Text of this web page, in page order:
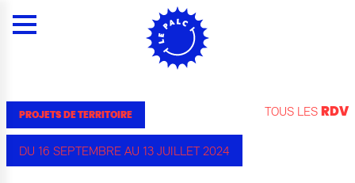
Panneau de gestion des cookies
Menu Rechercher Contacts
PROJETS DE TERRITOIRE
DU 16 SEPTEMBRE AU 13 JUILLET 2024
TOUS LES RDV